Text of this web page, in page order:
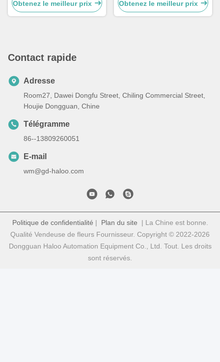
Déjeuner Bento avec
fonction de chauffage
Obtenez le meilleur prix
pouce avec fonction de
congélation et technologie
Obtenez le meilleur prix
Contact rapide
Adresse
Room27, Dawei Dongfu Street, Chiling Commercial Street,
Houjie Dongguan, Chine
Télégramme
86--13809260051
E-mail
wm@gd-haloo.com
Politique de confidentialité | Plan du site | La Chine est bonne.
Qualité Vendeuse de fleurs Fournisseur. Copyright © 2022-2026
Dongguan Haloo Automation Equipment Co., Ltd. Tout. Les droits
sont réservés.